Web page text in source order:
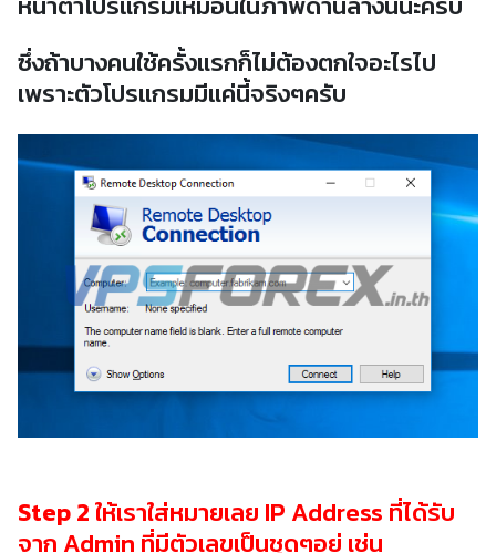
ซึ่งถ้าบางคนใช้ครั้งแรกก็ไม่ต้องตกใจอะไรไป
เพราะตัวโปรแกรมมีแค่นี้จริงๆครับ
Step 2ให้เราใส่หมายเลย IP Address ที่ได้รับ
จาก Admin ที่มีตัวเลขเป็นชุดๆอยู่ เช่น